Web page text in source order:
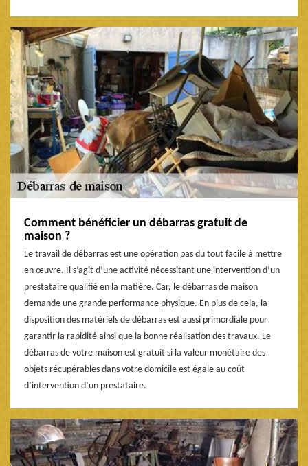
Comment bénéficier un débarras gratuit de
maison ?
Le travail de débarras est une opération pas du tout facile à mettre
en œuvre. Il s’agit d’une activité nécessitant une intervention d’un
prestataire qualifié en la matière. Car, le débarras de maison
demande une grande performance physique. En plus de cela, la
disposition des matériels de débarras est aussi primordiale pour
garantir la rapidité ainsi que la bonne réalisation des travaux. Le
débarras de votre maison est gratuit si la valeur monétaire des
objets récupérables dans votre domicile est égale au coût
d’intervention d’un prestataire.